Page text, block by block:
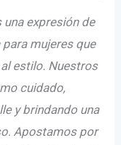
una expresión de
mujeres que
estilo. Nuestros
cuidado,
y brindando una
Apostamos por